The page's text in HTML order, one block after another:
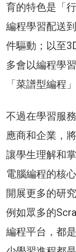
育的特色是「
編程學習配送
件驅動；以至
多會以編程學
「菜譜型編程
不過在學習服
應商和企業，
讓學生理解和
電腦編程的核
開展更多的研
例如眾多的
編程平台，都